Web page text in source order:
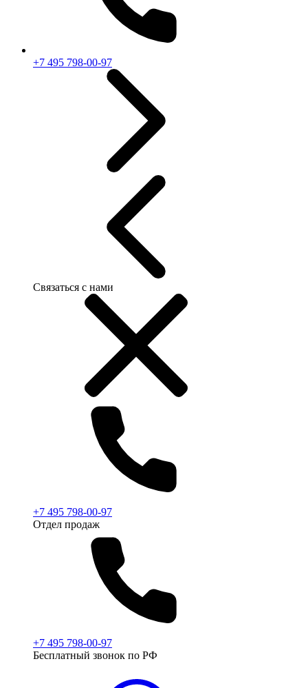
+7 495 798-00-97
Связаться с нами
+7 495 798-00-97
Отдел продаж
+7 495 798-00-97
Бесплатный звонок по РФ